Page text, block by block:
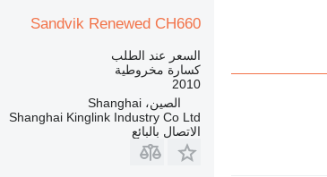
Sandvik Renewed CH660
السعر عند الطلب
كسارة مخروطية
2010
الصين، Shanghai
Shanghai Kinglink Industry Co Ltd
الاتصال بالبائع